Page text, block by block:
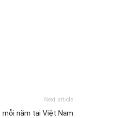
Next article
mỗi năm tại Việt Nam